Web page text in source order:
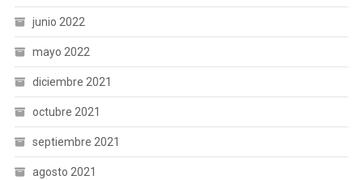
junio 2022
mayo 2022
diciembre 2021
octubre 2021
septiembre 2021
agosto 2021